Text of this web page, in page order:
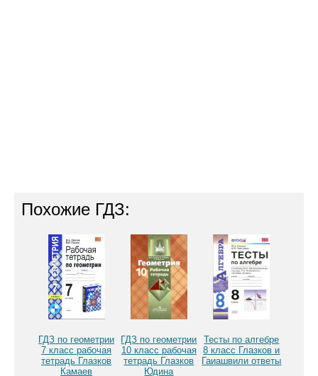
Похожие ГДЗ:
ГДЗ по геометрии
7 класс рабочая
тетрадь Глазков
Камаев
ГДЗ по геометрии
10 класс рабочая
тетрадь Глазков
Юдина
Тесты по алгебре
8 класс Глазков и
Гаиашвили ответы